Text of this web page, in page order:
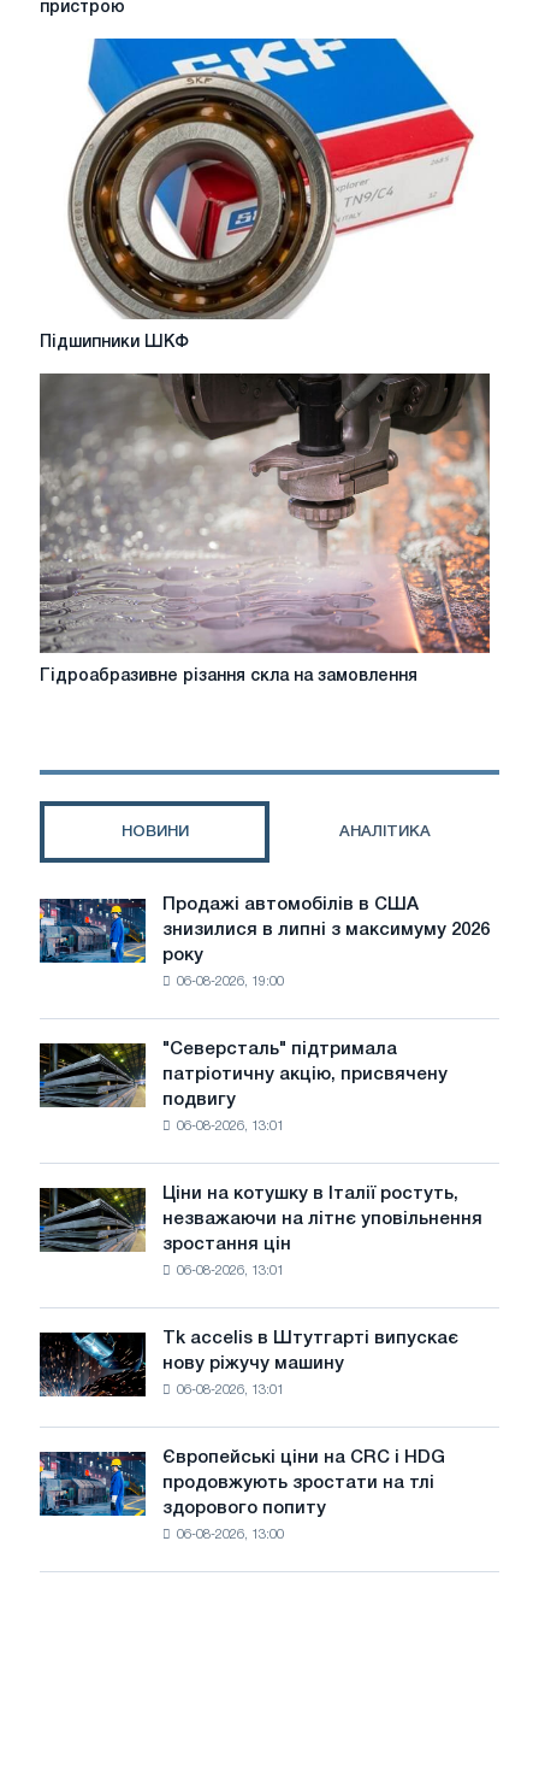
моделей
переваги
пристрою
пристрою
Підшипники
ШКФ
Підшипники ШКФ
Гідроабразивне
різання
Гідроабразивне різання скла на замовлення
НОВИНИ АНАЛІТИКА
Продажі
автомобілів
в
липні
з
максимуму
року
Продажі автомобілів в США
знизилися в липні з максимуму 2026
року
06-08-2026, 19:00
"Северсталь"
підтримала
патріотичну
радянської
авіації
в
Великої
Вітчизняної
війни
"Северсталь" підтримала
патріотичну акцію, присвячену
подвигу
06-08-2026, 13:01
Ціни
на
котушку
незважаючи
на
літнє
уповільнення
зростання
цін
Ціни на котушку в Італії ростуть,
незважаючи на літнє уповільнення
зростання цін
06-08-2026, 13:01
Tk
accelis
в
нову
ріжучу
машину
Tk accelis в Штутгарті випускає
нову ріжучу машину
06-08-2026, 13:01
Європейські
ціни
на
Європейські ціни на CRC і HDG
продовжують зростати на тлі
здорового попиту
06-08-2026, 13:00